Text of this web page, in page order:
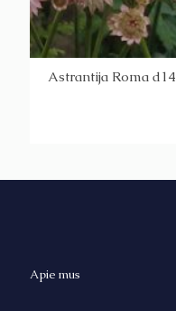
Astrantija Roma d14
Apie mus